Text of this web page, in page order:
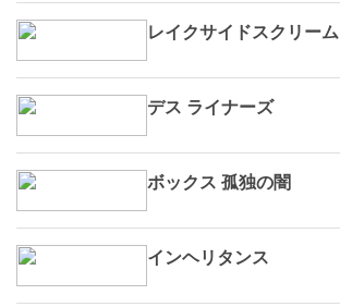
レイクサイドスクリーム
デス ライナーズ
ボックス 孤独の闇
インヘリタンス